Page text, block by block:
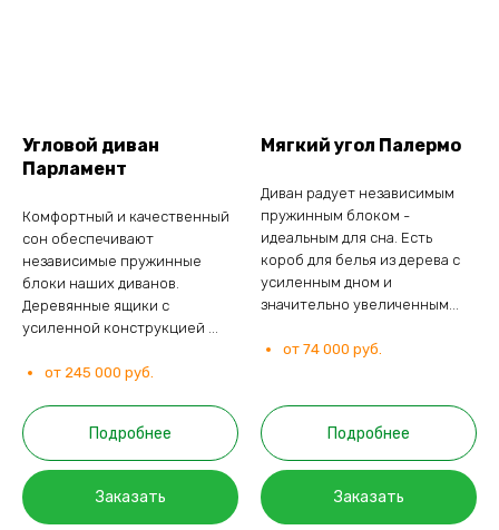
Угловой диван
Парламент
Комфортный и качественный
сон обеспечивают
независимые пружинные
блоки наших диванов.
Деревянные ящики с
усиленной конструкцией ...
от 245 000 руб.
Подробнее
Заказать
Мягкий угол Палермо
Диван радует независимым
пружинным блоком -
идеальным для сна. Есть
короб для белья из дерева с
усиленным дном и
значительно увеличенным...
от 74 000 руб.
Подробнее
Заказать